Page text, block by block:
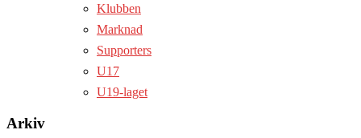
Klubben
Marknad
Supporters
U17
U19-laget
Arkiv